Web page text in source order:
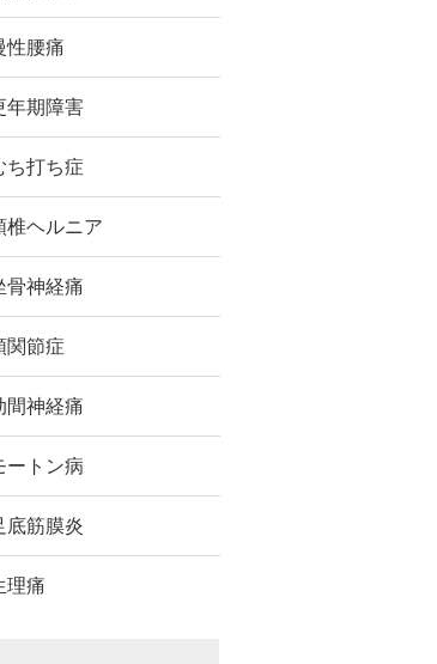
性腰痛
年期障害
ち打ち症
椎ヘルニア
骨神経痛
関節症
間神経痛
ートン病
底筋膜炎
理痛